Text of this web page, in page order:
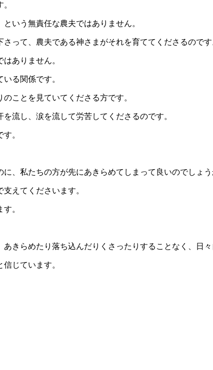
いう無責任な農夫ではありません。
って、農夫である神さまがそれを育ててくださるのです
ありません。
る関係です。
ことを見ていてくださる方です。
流し、涙を流して労苦してくださるのです。
。
、私たちの方が先にあきらめてしまって良いのでしょう
えてくださいます。
。
きらめたり落ち込んだりくさったりすることなく、日
じています。